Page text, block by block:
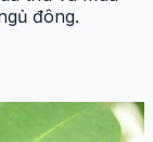
đông.